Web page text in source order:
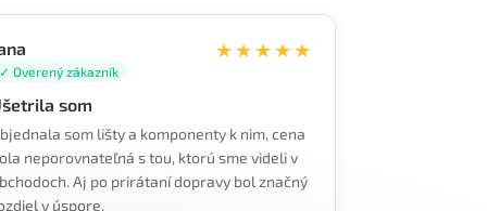
✓ Overený zákazník
★★★★★
som
som lišty a komponenty k nim, cena
neporovnateľná s tou, ktorú sme videli v
Aj po prirátaní dopravy bol značný
v úspore.